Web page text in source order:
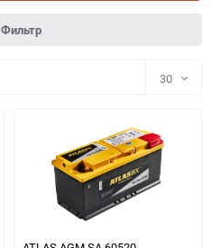
Фильтр
30
30
60